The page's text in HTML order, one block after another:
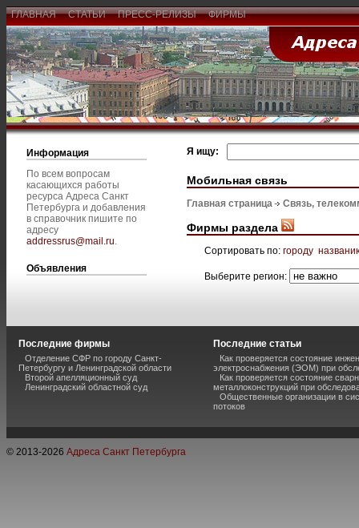
ГЛАВНАЯ СТАТЬИ ПРЕСС-РЕЛИЗЫ ФИРМЫ
Информация
По всем вопросам
касающихся работы
ресурса Адреса Санкт
Петербурга и добавления
в справочник пишите по
адресу
addressrus@mail.ru.
Объявления
Я ищу:
Мобильная связь
Главная страница Связь,
Фирмы раздела
Сортировать по: городу
Выберите регион:
Последние фирмы
Отделение СФР по городу Санкт-
Петербургу и Ленинградской области
Второй апелляционный суд
Ленинградский областной суд
Последние статьи
Как проверяется состояние
электроснабжения (ЭОМ) при
Как проверяется состояние
металлоконструкций при
Общественные организации в
потоков
© 2013-2026 Адреса Санкт Петербурга